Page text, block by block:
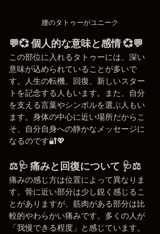
腰のタトゥーがユニーク
💬💞 個人的な意味と感情 💞💬
この部位に入れるタトゥーには、深い
意味が込められていることが多いで
す。人生の転機、回復、新しいスター
トを記念する人もいます。また、自分
を支える言葉やシンボルを選ぶ人もい
ます。身体の中心に近い場所だからこ
そ、自分自身への静かなメッセージに
なるのです🔐💖
⚖️🩺 痛みと回復について 🩺⚖️
痛みの感じ方は位置によって異なりま
す。骨に近い部分は少し鋭く感じるこ
とがありますが、筋肉がある部分は比
較的やわらかい痛みです。多くの人が
「我慢できる程度」と感じています。